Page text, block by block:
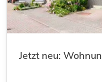
Jetzt neu: